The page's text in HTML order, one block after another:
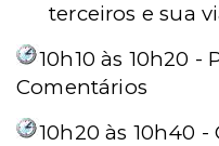
terceiros e sua
10h10 às 10h20 -
Comentários
10h20 às 10h40 -